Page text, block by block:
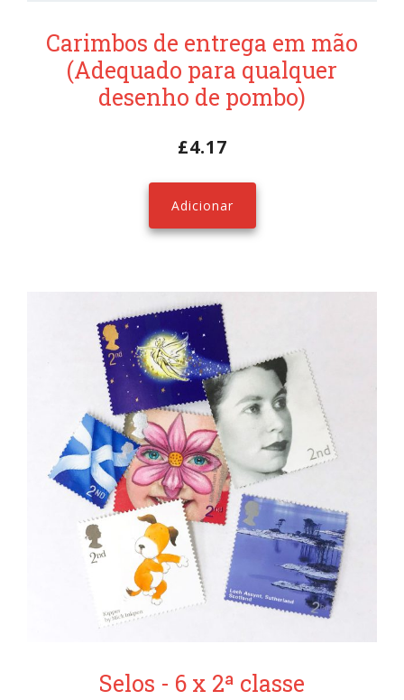
Carimbos de entrega em mão
(Adequado para qualquer
desenho de pombo)
£4.17
Adicionar
Selos - 6 x 2ª classe